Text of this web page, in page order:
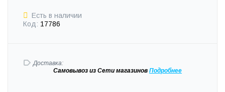
Есть в наличии
Код: 17786
Доставка:
Самовывоз из Сети магазинов Подробнее